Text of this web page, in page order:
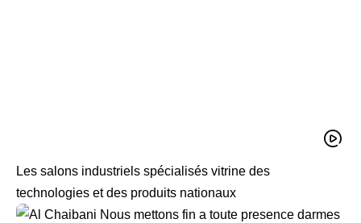
Les salons industriels spécialisés vitrine des
technologies et des produits nationaux